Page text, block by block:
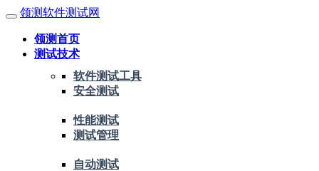
领测软件测试网
领测首页
测试技术
软件测试工具
安全测试
性能测试
测试管理
自动测试